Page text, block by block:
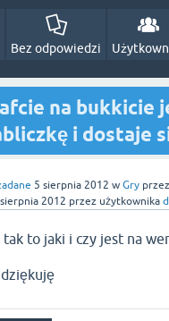
Bez odpowiedzi
na
i dostaje
5 sierpnia 2012 w Gry
2012 przez użytkownika
to jaki i czy jest na